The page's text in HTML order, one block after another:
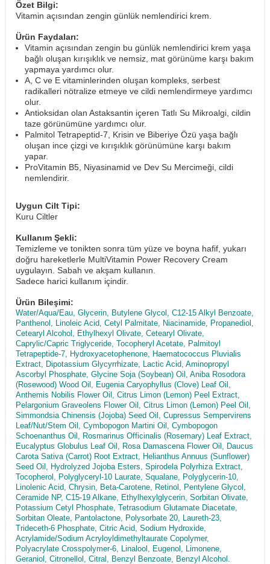
Özet Bilgi:
Vitamin açısından zengin günlük nemlendirici krem.
Ürün Faydaları:
Vitamin açısından zengin bu günlük nemlendirici krem yaşa
bağlı oluşan kırışıklık ve nemsiz, mat görünüme karşı bakım
yapmaya yardımcı olur.
A, C ve E vitaminlerinden oluşan kompleks, serbest
radikalleri nötralize etmeye ve cildi nemlendirmeye yardımcı
olur.
Antioksidan olan Astaksantin içeren Tatlı Su Mikroalgi, cildin
taze görünümüne yardımcı olur.
Palmitol Tetrapeptid-7, Krisin ve Biberiye Özü yaşa bağlı
oluşan ince çizgi ve kırışıklık görünümüne karşı bakım
yapar.
ProVitamin B5, Niyasinamid ve Dev Su Mercimeği, cildi
nemlendirir.
Uygun Cilt Tipi:
Kuru Ciltler
Kullanım Şekli:
Temizleme ve tonikten sonra tüm yüze ve boyna hafif, yukarı
doğru hareketlerle MultiVitamin Power Recovery Cream
uygulayın. Sabah ve akşam kullanın.
Sadece harici kullanım içindir.
Ürün Bileşimi:
Water/Aqua/Eau, Glycerin, Butylene Glycol, C12-15 Alkyl Benzoate,
Panthenol, Linoleic Acid, Cetyl Palmitate, Niacinamide, Propanediol,
Cetearyl Alcohol, Ethylhexyl Olivate, Cetearyl Olivate,
Caprylic/Capric Triglyceride, Tocopheryl Acetate, Palmitoyl
Tetrapeptide-7, Hydroxyacetophenone, Haematococcus Pluvialis
Extract, Dipotassium Glycyrrhizate, Lactic Acid, Aminopropyl
Ascorbyl Phosphate, Glycine Soja (Soybean) Oil, Aniba Rosodora
(Rosewood) Wood Oil, Eugenia Caryophyllus (Clove) Leaf Oil,
Anthemis Nobilis Flower Oil, Citrus Limon (Lemon) Peel Extract,
Pelargonium Graveolens Flower Oil, Citrus Limon (Lemon) Peel Oil,
Simmondsia Chinensis (Jojoba) Seed Oil, Cupressus Sempervirens
Leaf/Nut/Stem Oil, Cymbopogon Martini Oil, Cymbopogon
Schoenanthus Oil, Rosmarinus Officinalis (Rosemary) Leaf Extract,
Eucalyptus Globulus Leaf Oil, Rosa Damascena Flower Oil, Daucus
Carota Sativa (Carrot) Root Extract, Helianthus Annuus (Sunflower)
Seed Oil, Hydrolyzed Jojoba Esters, Spirodela Polyrhiza Extract,
Tocopherol, Polyglyceryl-10 Laurate, Squalane, Polyglycerin-10,
Linolenic Acid, Chrysin, Beta-Carotene, Retinol, Pentylene Glycol,
Ceramide NP, C15-19 Alkane, Ethylhexylglycerin, Sorbitan Olivate,
Potassium Cetyl Phosphate, Tetrasodium Glutamate Diacetate,
Sorbitan Oleate, Pantolactone, Polysorbate 20, Laureth-23,
Trideceth-6 Phosphate, Citric Acid, Sodium Hydroxide,
Acrylamide/Sodium Acryloyldimethyltaurate Copolymer,
Polyacrylate Crosspolymer-6, Linalool, Eugenol, Limonene,
Geraniol, Citronellol, Citral, Benzyl Benzoate, Benzyl Alcohol.